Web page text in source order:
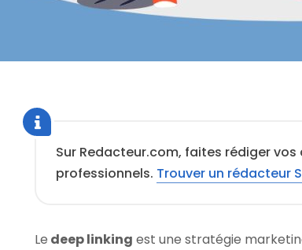
Sur Redacteur.com, faites rédiger vos
professionnels. Trouver un rédacteur
Le deep linking est une stratégie